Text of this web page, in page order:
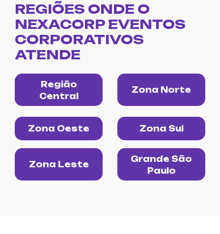
REGIÕES ONDE O
NEXACORP EVENTOS
CORPORATIVOS
ATENDE
Região
Central
Zona Norte
Zona Oeste Zona Sul
Zona Leste
Grande São
Paulo